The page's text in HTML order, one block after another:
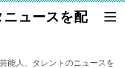
ニュースを配
能人、タレントのニュースを